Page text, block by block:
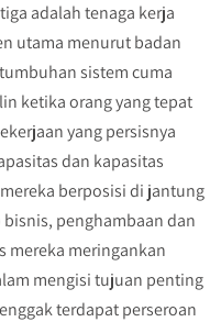
adalah tenaga kerja
utama menurut badan
sistem cuma
ketika orang yang tepat
yang persisnya
dan kapasitas
berposisi di jantung
penghambaan dan
mereka meringankan
mengisi tujuan penting
terdapat perseroan